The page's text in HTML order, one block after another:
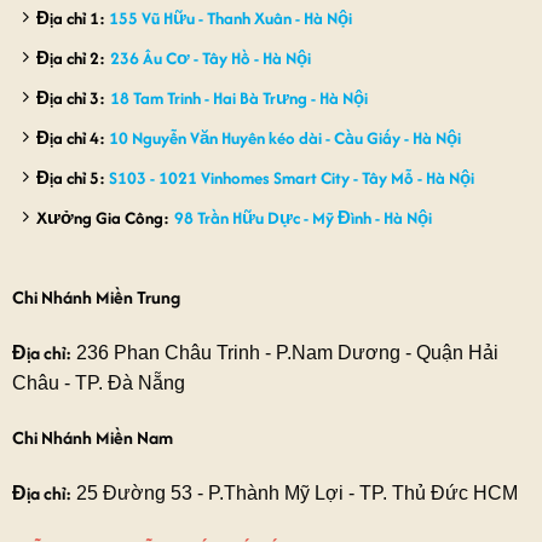
Địa chỉ 1: 155 Vũ Hữu - Thanh Xuân - Hà Nội
Địa chỉ 2: 236 Âu Cơ - Tây Hồ - Hà Nội
Địa chỉ 3: 18 Tam Trinh - Hai Bà Trưng - Hà Nội
Địa chỉ 4: 10 Nguyễn Văn Huyên kéo dài - Cầu Giấy - Hà Nội
Địa chỉ 5: S103 - 1021 Vinhomes Smart City - Tây Mỗ - Hà Nội
Xưởng Gia Công: 98 Trần Hữu Dực - Mỹ Đình - Hà Nội
Chi Nhánh Miền Trung
Địa chỉ: 236 Phan Châu Trinh - P.Nam Dương - Quận Hải
Châu - TP. Đà Nẵng
Chi Nhánh Miền Nam
Địa chỉ: 25 Đường 53 - P.Thành Mỹ Lợi - TP. Thủ Đức HCM